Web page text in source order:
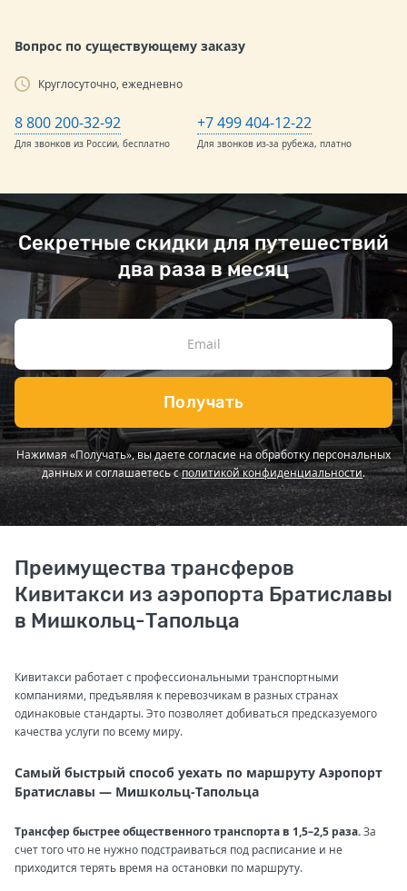
Вопрос по существующему заказу
Круглосуточно, ежедневно
8 800 200-32-92
Для звонков из России, бесплатно
+7 499 404-12-22
Для звонков из-за рубежа, платно
Секретные скидки для путешествий
два раза в месяц
Получать
Нажимая «Получать», вы даете согласие на обработку персональных
данных и соглашаетесь сполитикой конфиденциальности.
Преимущества трансферов
Кивитакси из аэропорта Братиславы
в Мишкольц-Тапольца
Кивитакси работает с профессиональными транспортными
компаниями, предъявляя к перевозчикам в разных странах
одинаковые стандарты. Это позволяет добиваться предсказуемого
качества услуги по всему миру.
Самый быстрый способ уехать по маршруту Аэропорт
Братиславы — Мишкольц-Тапольца
Трансфер быстрее общественного транспорта в 1,5–2,5 раза.За
счет того что не нужно подстраиваться под расписание и не
приходится терять время на остановки по маршруту.